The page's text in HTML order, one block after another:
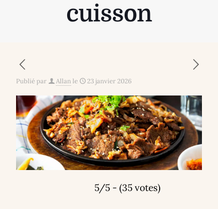
cuisson
Publié par Allan le 23 janvier 2026
5/5 - (35 votes)